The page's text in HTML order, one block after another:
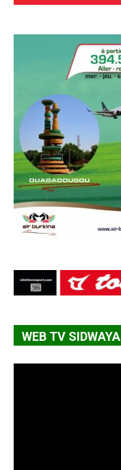
WEB TV SIDWAYA